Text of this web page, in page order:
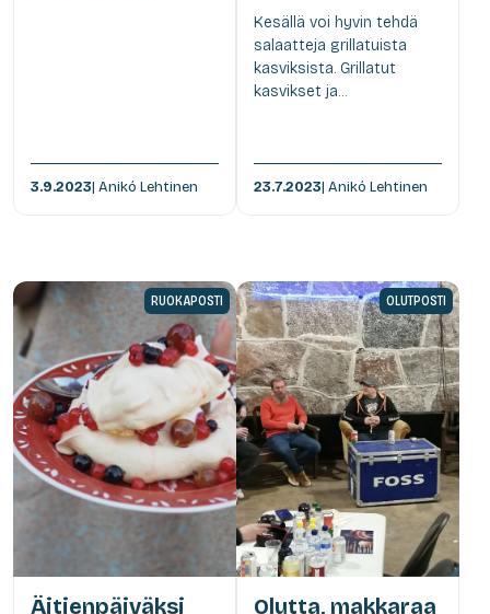
3.9.2023| Anikó Lehtinen
Kesällä voi hyvin tehdä
salaatteja grillatuista
kasviksista. Grillatut
kasvikset ja...
23.7.2023| Anikó Lehtinen
RUOKAPOSTI
Äitienpäiväksi
OLUTPOSTI
Olutta, makkaraa